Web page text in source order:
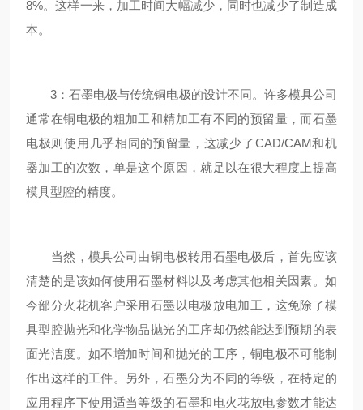
8%。这样一来，加工时间大幅减少，同时也减少了制造成
本。
3：石墨电极与传统铜电极的设计不同。许多模具公司
通常在铜电极的粗加工和精加工有不同的预留量，而石墨
电极则使用几乎相同的预留量，这减少了CAD/CAM和机
器加工的次数，单是这个原因，就足以在很大程度上提高
模具型腔的精度。
当然，模具公司由铜电极转用石墨电极后，首先应该
清楚的是该如何使用石墨材料以及考虑其他相关因素。如
今部分火花机客户采用石墨以电极放电加工，这免除了模
具型腔抛光和化学物品抛光的工序却仍然能达到预期的表
面光洁度。如不增加时间和抛光的工序，铜电极不可能制
作出这样的工件。另外，石墨分为不同的等级，在特定的
应用程序下使用适当等级的石墨和电火花放电参数才能达